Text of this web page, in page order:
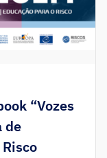
“Vozes
de